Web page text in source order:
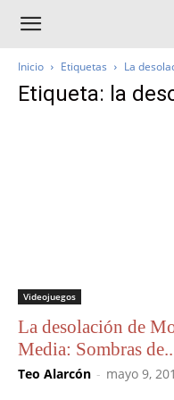
Inicio Etiquetas La
Etiqueta: la
Videojuegos
La desolación de
Media: Sombras
Teo Alarcón - mayo 9,